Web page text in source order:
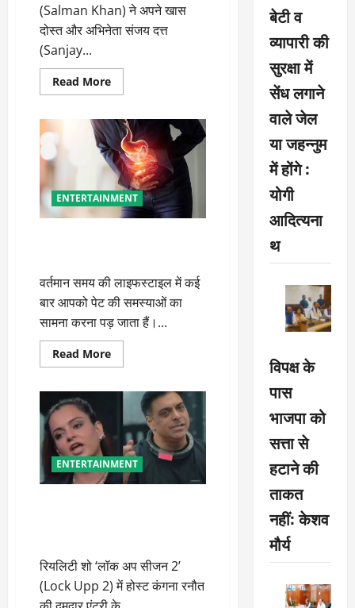
(Salman Khan) ने अपने खास
दोस्त और अभिनेता संजय दत्त
(Sanjay...
Read MoreRead
more
खान
ने
संजय
दत्त
को
बताया
‘बड़ा
भाई’,
भावुक
दिल
ENTERTAINMENT
वर्तमान समय की लाइफस्टाइल में कई
बार आपको पेट की समस्याओं का
सामना करना पड़ जाता हैं।...
Read MoreRead
more
गलतियां
एसिडिटी
का
कारण
ENTERTAINMENT
रियलिटी शो ‘लॉक अप सीजन 2’
(Lock Upp 2) में होस्ट कंगना रनौत
बेटी व
व्यापारी की
सुरक्षा में
सेंध लगाने
वाले जेल
या जहन्नुम
में होंगे :
योगी
आदित्यना
थ
विपक्ष के
पास
भाजपा को
सत्ता से
हटाने की
ताकत
नहीं: केशव
मौर्य